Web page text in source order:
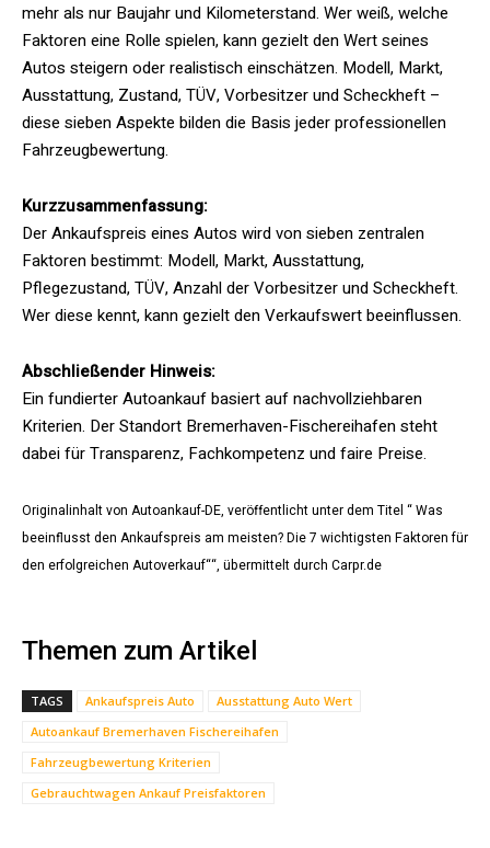
mehr als nur Baujahr und Kilometerstand. Wer weiß, welche
Faktoren eine Rolle spielen, kann gezielt den Wert seines
Autos steigern oder realistisch einschätzen. Modell, Markt,
Ausstattung, Zustand, TÜV, Vorbesitzer und Scheckheft –
diese sieben Aspekte bilden die Basis jeder professionellen
Fahrzeugbewertung.
Kurzzusammenfassung:
Der Ankaufspreis eines Autos wird von sieben zentralen
Faktoren bestimmt: Modell, Markt, Ausstattung,
Pflegezustand, TÜV, Anzahl der Vorbesitzer und Scheckheft.
Wer diese kennt, kann gezielt den Verkaufswert beeinflussen.
Abschließender Hinweis:
Ein fundierter Autoankauf basiert auf nachvollziehbaren
Kriterien. Der Standort Bremerhaven-Fischereihafen steht
dabei für Transparenz, Fachkompetenz und faire Preise.
Originalinhalt von Autoankauf-DE, veröffentlicht unter dem Titel “ Was
beeinflusst den Ankaufspreis am meisten? Die 7 wichtigsten Faktoren für
den erfolgreichen Autoverkauf““, übermittelt durch Carpr.de
Themen zum Artikel
TAGS Ankaufspreis Auto
Ausstattung Auto Wert
Autoankauf Bremerhaven Fischereihafen
Fahrzeugbewertung Kriterien
Gebrauchtwagen Ankauf Preisfaktoren